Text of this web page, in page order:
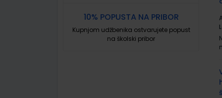
10% POPUSTA NA PRIBOR
Kupnjom udžbenika ostvarujete popust
na školski pribor